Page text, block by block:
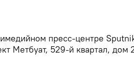
пресс-центре
Метбуат, 529-й квартал, дом